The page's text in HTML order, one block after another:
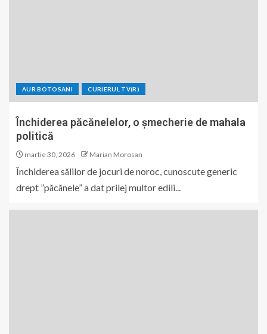
AUR BOTOSANI CURIERUL TV(R)
Închiderea păcănelelor, o șmecherie de mahala
politică
martie 30, 2026 Marian Morosan
Închiderea sălilor de jocuri de noroc, cunoscute generic
drept ”păcănele” a dat prilej multor edili...